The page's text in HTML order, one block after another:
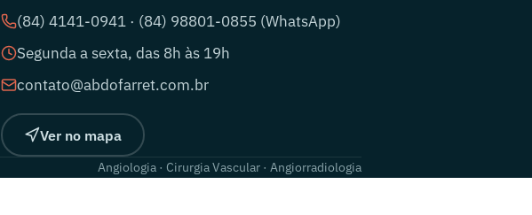
(84) 4141-0941 · (84) 98801-0855 (WhatsApp)
Segunda a sexta, das 8h às 19h
contato@abdofarret.com.br
Ver no mapa
Angiologia · Cirurgia Vascular · Angiorradiologia